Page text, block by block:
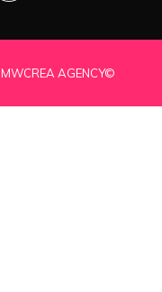
MWCREA AGENCY©